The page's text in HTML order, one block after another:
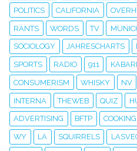
POLITICS CALIFORNIA
RANTS WORDS TV
SOCIOLOGY JAHRESCHARTS
SPORTS RADIO 911
CONSUMERISM WHISKY NV
INTERNA THEWEB QUIZ
ADVERTISING BFTP COOKING
WY LA SQUIRRELS